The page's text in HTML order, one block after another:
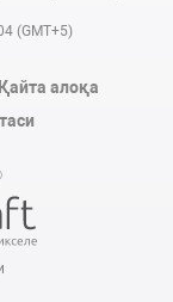
(GMT+5)
Қайта алоқа